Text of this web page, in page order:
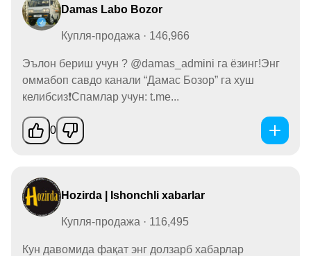
Damas Labo Bozor
Купля-продажа · 146,966
Эълон бериш учун ? @damas_admini га ёзинг!Энг
оммабоп савдо канали “Дамас Бозор” га хуш
келибсиз❗️Спамлар учун: t.me...
0
Hozirda | Ishonchli xabarlar
Купля-продажа · 116,495
Кун давомида фақат энг долзарб хабарлар